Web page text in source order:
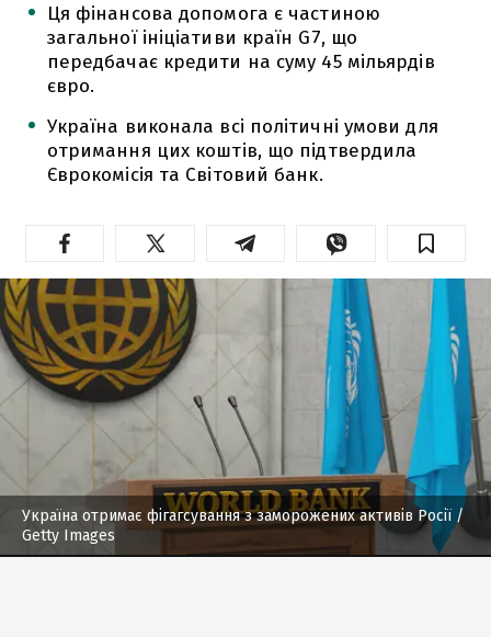
Ця фінансова допомога є частиною
загальної ініціативи країн G7, що
передбачає кредити на суму 45 мільярдів
євро.
Україна виконала всі політичні умови для
отримання цих коштів, що підтвердила
Єврокомісія та Світовий банк.
Україна отримає фігагсування з заморожених активів Росії /
Getty Images